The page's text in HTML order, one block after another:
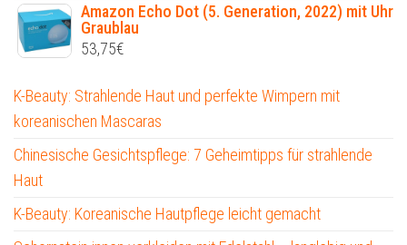
Amazon Echo Dot (5. Generation, 2022) mit Uhr
Graublau
53,75€
K-Beauty: Strahlende Haut und perfekte Wimpern mit
koreanischen Mascaras
Chinesische Gesichtspflege: 7 Geheimtipps für strahlende
Haut
K-Beauty: Koreanische Hautpflege leicht gemacht